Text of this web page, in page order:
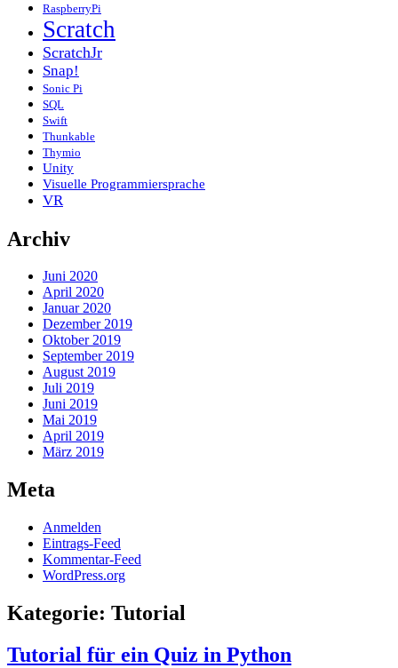
RaspberryPi
Scratch
ScratchJr
Snap!
Sonic Pi
SQL
Swift
Thunkable
Thymio
Unity
Visuelle Programmiersprache
VR
Archiv
Juni 2020
April 2020
Januar 2020
Dezember 2019
Oktober 2019
September 2019
August 2019
Juli 2019
Juni 2019
Mai 2019
April 2019
März 2019
Meta
Anmelden
Eintrags-Feed
Kommentar-Feed
WordPress.org
Kategorie: Tutorial
Tutorial für ein Quiz in Python